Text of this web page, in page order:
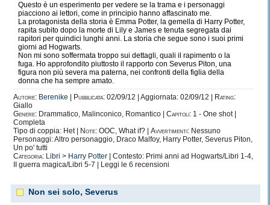
Questo è un esperimento per vedere se la trama e i personaggi
piacciono ai lettori, come in principio hanno affascinato me.
La protagonista della storia è Emma Potter, la gemella di Harry Potter,
rapita subito dopo la morte di Lily e James e tenuta segregata dai
rapitori per quindici lunghi anni. La storia che segue sono i suoi primi
giorni ad Hogwarts.
Non mi sono soffermata troppo sui dettagli, quali il rapimento o la
fuga. Ho approfondito piuttosto il rapporto con Severus Piton, una
figura non più severa ma paterna, nei confronti della figlia della
donna che ha sempre amato.
Autore: Berenike Pubblicata: 02/09/12 | Aggiornata: 02/09/12 |
Rating:
Giallo
Genere: Drammatico, Malinconico, Romantico | Capitoli: 1 - One shot |
Completa
Tipo di coppia: Het |
Note: OOC, What if? | Avvertimenti: Nessuno
Personaggi: Altro personaggio, Draco Malfoy, Harry Potter, Severus Piton,
Un po' tutti
Categoria: Libri > Harry Potter | Contesto: Primi anni ad Hogwarts/Libri 1-4,
II guerra magica/Libri 5-7 | Leggi le 6 recensioni
Non sei solo, Severus